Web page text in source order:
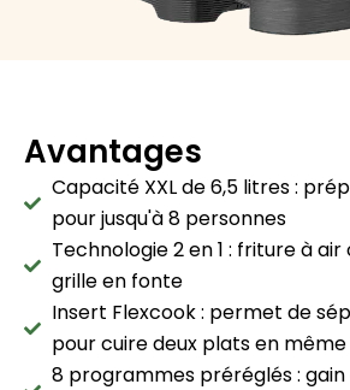
Avantages
Capacité XXL de 6,5 litres :
pour jusqu'à 8 personnes
Technologie 2 en 1 : friture à
grille en fonte
Insert Flexcook : permet de
pour cuire deux plats en
8 programmes préréglés :